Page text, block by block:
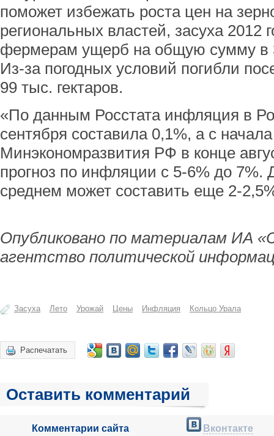
поможет избежать роста цен на
региональных властей, засуха 2012
фермерам ущерб на общую сумму в
Из-за погодных условий погибли
99 тыс. гектаров.
«По данным Росстата инфляция в
сентября составила 0,1%, а с
Минэкономразвития РФ в конце
прогноз по инфляции с 5-6% до 7%.
среднем может составить еще 2-
Опубликовано по материалам ИА
агентство политической
Засуха Лето Урожай Цены Инфляция Кольцо Урала
Распечатать
Оставить комментарий
Комментарии сайта Вконтакте